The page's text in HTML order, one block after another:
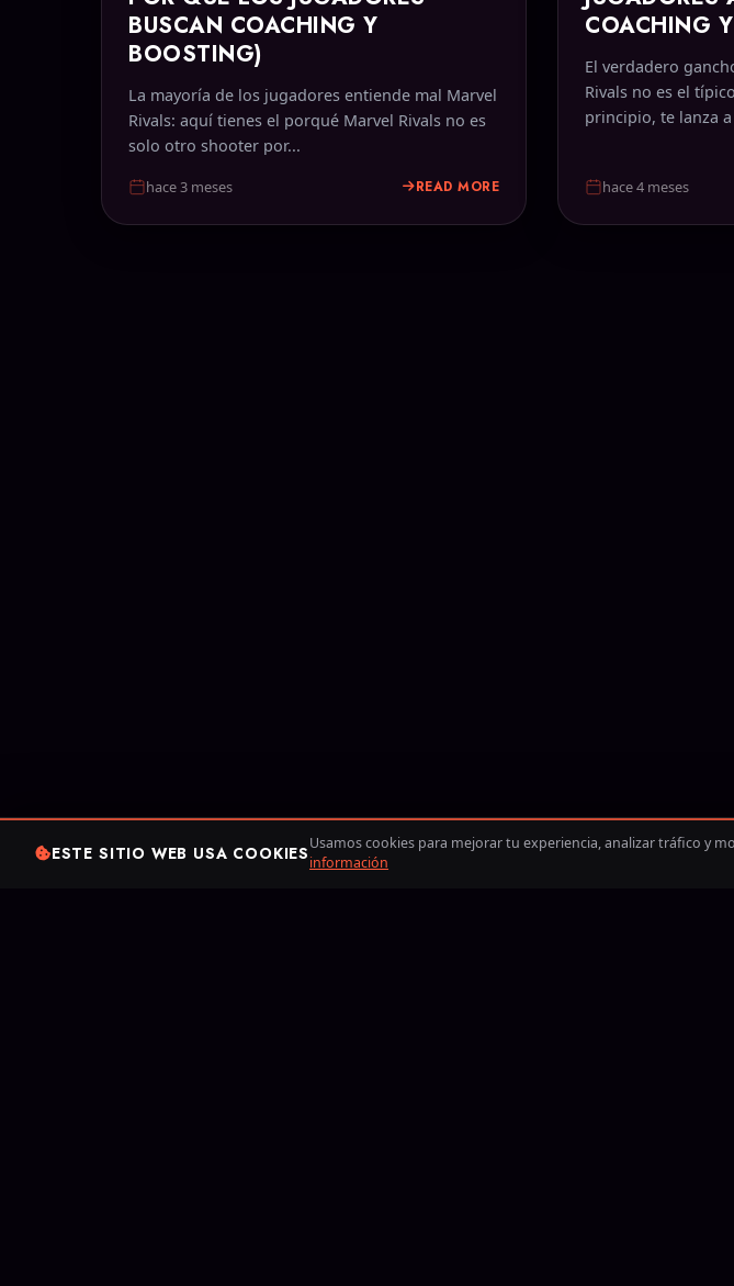
BUSCAN COACHING Y
BOOSTING)
La mayoría de los jugadores entiende mal Marvel
Rivals: aquí tienes el porqué Marvel Rivals no es
solo otro shooter por...
hace 3 meses READ MORE
COACHING
El verdadero
Rivals no es el
principio, te lanza
hace 4 meses
ESTE SITIO WEB USA COOKIESUsamos cookies para mejorar tu experiencia, analizar tráfico y
información